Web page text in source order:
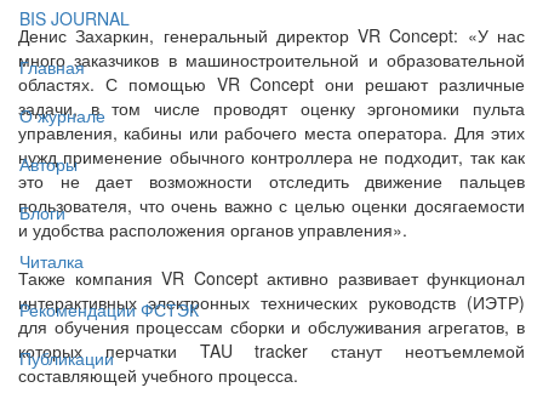
BIS JOURNAL
Главная
О журнале
Авторы
Блоги
Читалка
Рекомендации ФСТЭК
Публикации
Денис Захаркин, генеральный директор VR Concept: «У нас
много заказчиков в машиностроительной и образовательной
областях. С помощью VR Concept они решают различные
задачи, в том числе проводят оценку эргономики пульта
управления, кабины или рабочего места оператора. Для этих
нужд применение обычного контроллера не подходит, так как
это не дает возможности отследить движение пальцев
пользователя, что очень важно с целью оценки досягаемости
и удобства расположения органов управления».
Также компания VR Concept активно развивает функционал
интерактивных электронных технических руководств (ИЭТР)
для обучения процессам сборки и обслуживания агрегатов, в
которых перчатки TAU tracker станут неотъемлемой
составляющей учебного процесса.